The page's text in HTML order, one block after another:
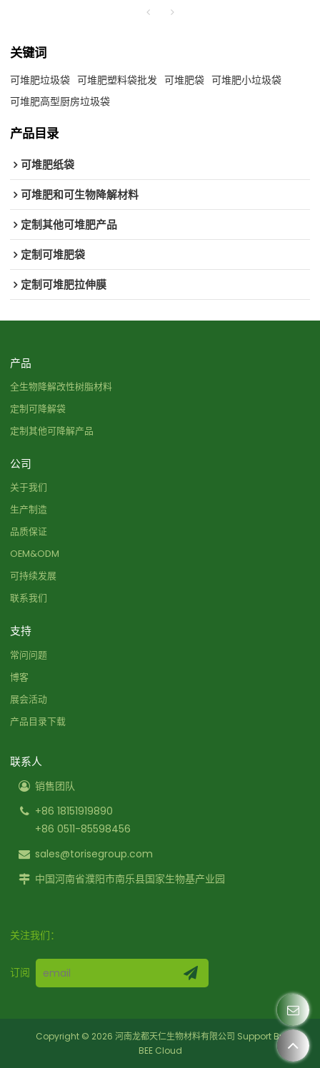
关键词
可堆肥垃圾袋 可堆肥塑料袋批发 可堆肥袋 可堆肥小垃圾袋
可堆肥高型厨房垃圾袋
产品目录
可堆肥纸袋
可堆肥和可生物降解材料
定制其他可堆肥产品
定制可堆肥袋
定制可堆肥拉伸膜
产品
全生物降解改性树脂材料
定制可降解袋
定制其他可降解产品
公司
关于我们
生产制造
品质保证
OEM&ODM
可持续发展
联系我们
支持
常问问题
博客
展会活动
产品目录下载
联系人
销售团队
+86 18151919890
+86 0511-85598456
sales@torisegroup.com
中国河南省濮阳市南乐县国家生物基产业园
关注我们：
订阅
Copyright © 2026 河南龙都天仁生物材料有限公司 Support By
BEE Cloud